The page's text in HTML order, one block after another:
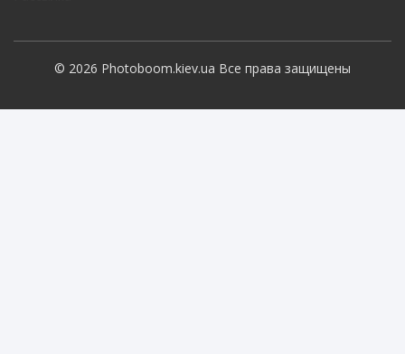
© 2026 Photoboom.kiev.ua Все права защищены